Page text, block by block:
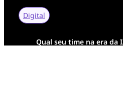
Digital
Qual seu time na era da